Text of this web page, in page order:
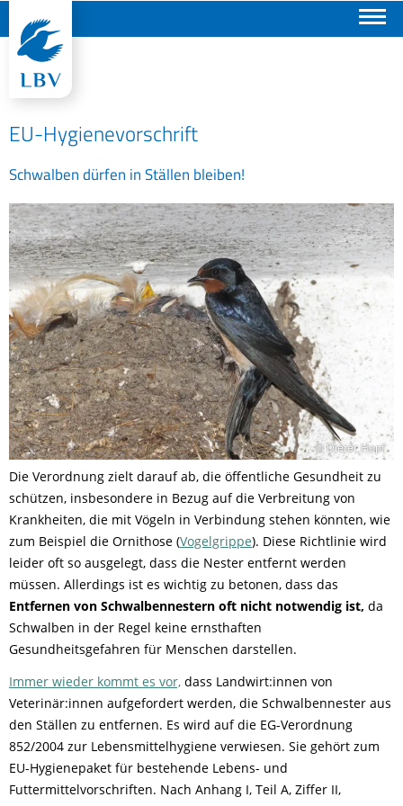
EU-Hygienevorschrift
Schwalben dürfen in Ställen bleiben!
© Dieter Hopf
Die Verordnung zielt darauf ab, die öffentliche Gesundheit zu
schützen, insbesondere in Bezug auf die Verbreitung von
Krankheiten, die mit Vögeln in Verbindung stehen könnten, wie
zum Beispiel die Ornithose (Vogelgrippe). Diese Richtlinie wird
leider oft so ausgelegt, dass die Nester entfernt werden
müssen. Allerdings ist es wichtig zu betonen, dass das
Entfernen von Schwalbennestern oft nicht notwendig ist, da
Schwalben in der Regel keine ernsthaften
Gesundheitsgefahren für Menschen darstellen.
Immer wieder kommt es vor, dass Landwirt:innen von
Veterinär:innen aufgefordert werden, die Schwalbennester aus
den Ställen zu entfernen. Es wird auf die EG-Verordnung
852/2004 zur Lebensmittelhygiene verwiesen. Sie gehört zum
EU-Hygienepaket für bestehende Lebens- und
Futtermittelvorschriften. Nach Anhang I, Teil A, Ziffer II,